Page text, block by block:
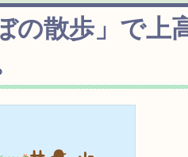
の散歩」で上